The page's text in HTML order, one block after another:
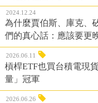
2024.12.24
為什麼賈伯斯、庫克、
們的真心話：應該要更
2026.06.11
槓桿ETF也買台積電現
量」冠軍
2026.06.26